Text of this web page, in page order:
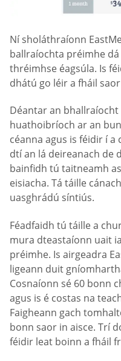
Ní sholáthraíonn
ballraíochta préimhe
thréimhse éagsúla. Is
dhátú go léir a fháil
Déantar an
huathoibríoch ar an
céanna agus is féidir í a
dtí an lá deireanach de
bainfidh tú taitneamh
eisiacha. Tá táille
uasghrádú síntiús.
Féadfaidh tú táille a
mura dteastaíonn uait
préimhe. Is airgeadra
ligeann duit
Cosnaíonn sé 60 bonn
agus is é costas na
Faigheann gach
bonn saor in aisce. Trí
féidir leat boinn a fháil